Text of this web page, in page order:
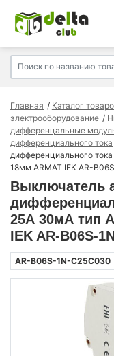
Главная Каталог
электрооборудование
дифференцальные
дифференциального тока
дифференциального
18мм ARMAT IEK AR-
Выключатель
25А 30мА тип
IEK AR-B06S-
AR-B06S-1N-C25C030